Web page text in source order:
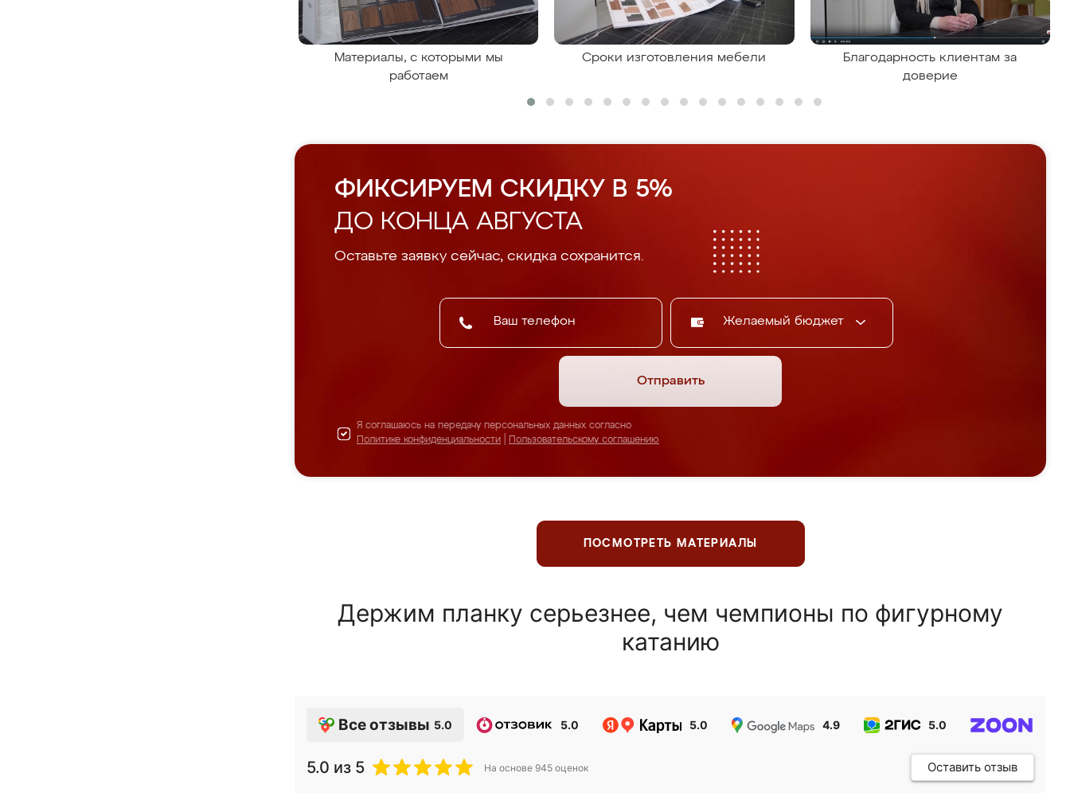
Материалы, с которыми мы
работаем
Сроки изготовления мебели
Благодарность клиентам за
доверие
ФИКСИРУЕМ СКИДКУ В 5%
ДО КОНЦА АВГУСТА
Оставьте заявку сейчас, скидка сохранится.
Желаемый бюджет
Отправить
Я соглашаюсь на передачу персональных данных согласно
Политике конфиденциальности
Пользовательскому соглашению
ПОСМОТРЕТЬ МАТЕРИАЛЫ
Держим планку серьезнее, чем чемпионы по фигурному
катанию
Все отзывы 5.0 5.0 5.0 4.9 5.0
5.0 из 5 На основе 945 оценок Оставить отзыв